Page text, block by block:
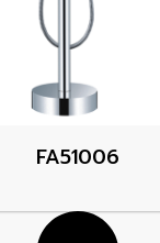
FA51006